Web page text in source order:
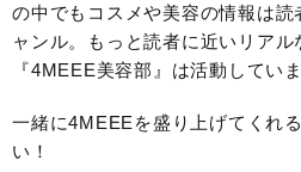
の中でもコスメや美容の情報は
ャンル。もっと読者に近いリアル
『4MEEE美容部』は活動してい
一緒に4MEEEを盛り上げてくれ
い！